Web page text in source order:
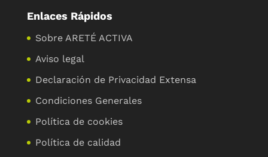
Enlaces Rápidos
Sobre ARETÉ ACTIVA
Aviso legal
Declaración de Privacidad Extensa
Condiciones Generales
Política de cookies
Política de calidad